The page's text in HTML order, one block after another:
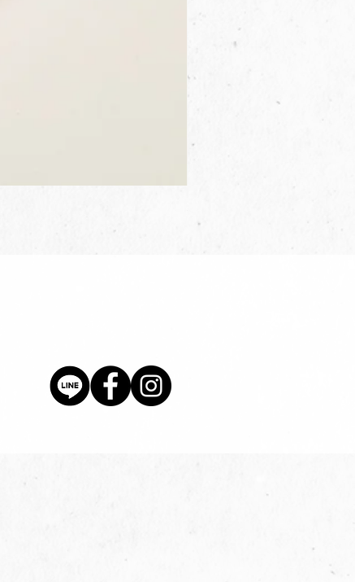
價格
$80.00